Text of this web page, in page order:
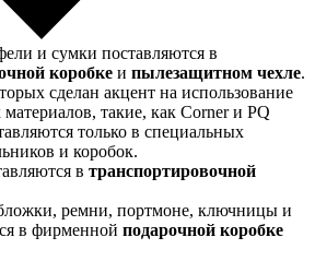
и сумки поставляются в
коробке и пылезащитном чехле.
сделан акцент на использование
такие, как Corner и PQ
только в специальных
и коробок.
в транспортировочной
ремни, портмоне, ключницы и
в фирменной подарочной коробке